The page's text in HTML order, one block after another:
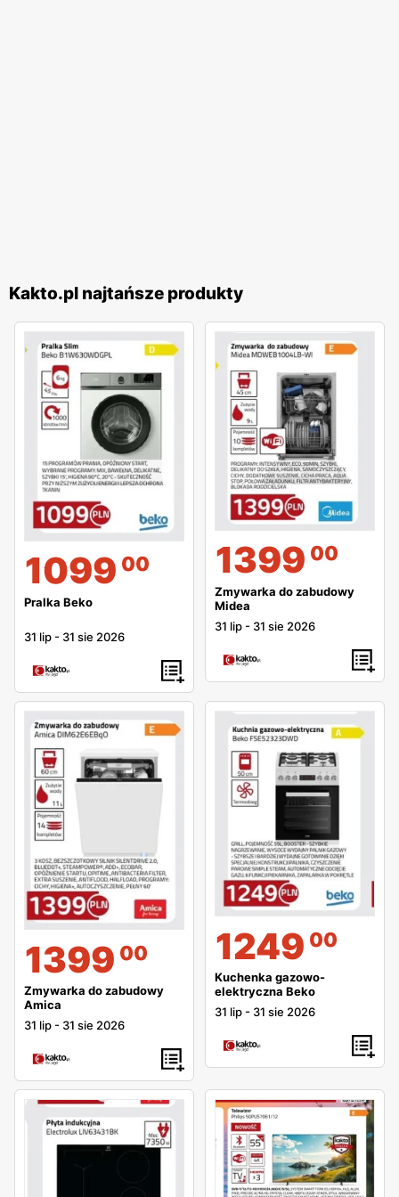
Kakto.pl najtańsze produkty
1099 00
Pralka Beko
31 lip - 31 sie 2026
1399 00
Zmywarka do zabudowy
Midea
31 lip - 31 sie 2026
1399 00
Zmywarka do zabudowy
Amica
31 lip - 31 sie 2026
1249 00
Kuchenka gazowo-
elektryczna Beko
31 lip - 31 sie 2026